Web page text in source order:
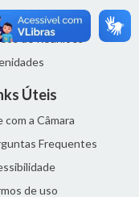
de Imprensa
de Reuniões
Úteis
com a Câmara
Frequentes
de uso